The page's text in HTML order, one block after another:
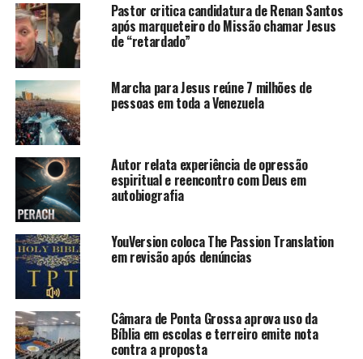
Pastor critica candidatura de Renan Santos
após marqueteiro do Missão chamar Jesus
de “retardado”
Marcha para Jesus reúne 7 milhões de
pessoas em toda a Venezuela
Autor relata experiência de opressão
espiritual e reencontro com Deus em
autobiografia
YouVersion coloca The Passion Translation
em revisão após denúncias
Câmara de Ponta Grossa aprova uso da
Bíblia em escolas e terreiro emite nota
contra a proposta